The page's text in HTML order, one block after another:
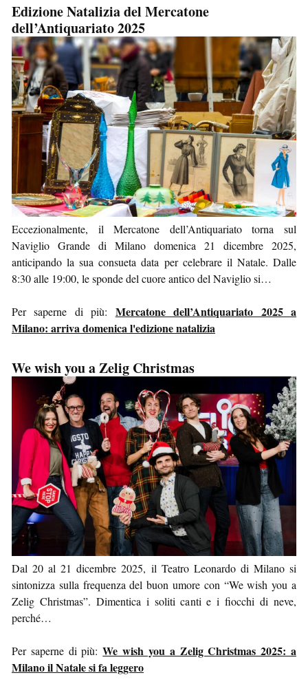
Edizione Natalizia del Mercatone
dell’Antiquariato 2025
Eccezionalmente, il Mercatone dell’Antiquariato torna sul
Naviglio Grande di Milano domenica 21 dicembre 2025,
anticipando la sua consueta data per celebrare il Natale. Dalle
8:30 alle 19:00, le sponde del cuore antico del Naviglio si…
Per saperne di più: Mercatone dell’Antiquariato 2025 a
Milano: arriva domenica l'edizione natalizia
We wish you a Zelig Christmas
Dal 20 al 21 dicembre 2025, il Teatro Leonardo di Milano si
sintonizza sulla frequenza del buon umore con “We wish you a
Zelig Christmas”. Dimentica i soliti canti e i fiocchi di neve,
perché…
Per saperne di più:We wish you a Zelig Christmas 2025: a
Milano il Natale si fa leggero